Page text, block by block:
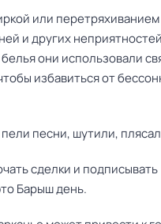
или перетряхиванием
и других
они использовали
избавиться от
песни, шутили,
сделки и подписывать
Барыш день.